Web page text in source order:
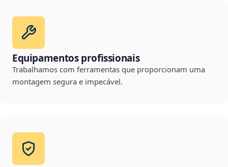
Equipamentos profissionais
Trabalhamos com ferramentas que proporcionam uma
montagem segura e impecável.